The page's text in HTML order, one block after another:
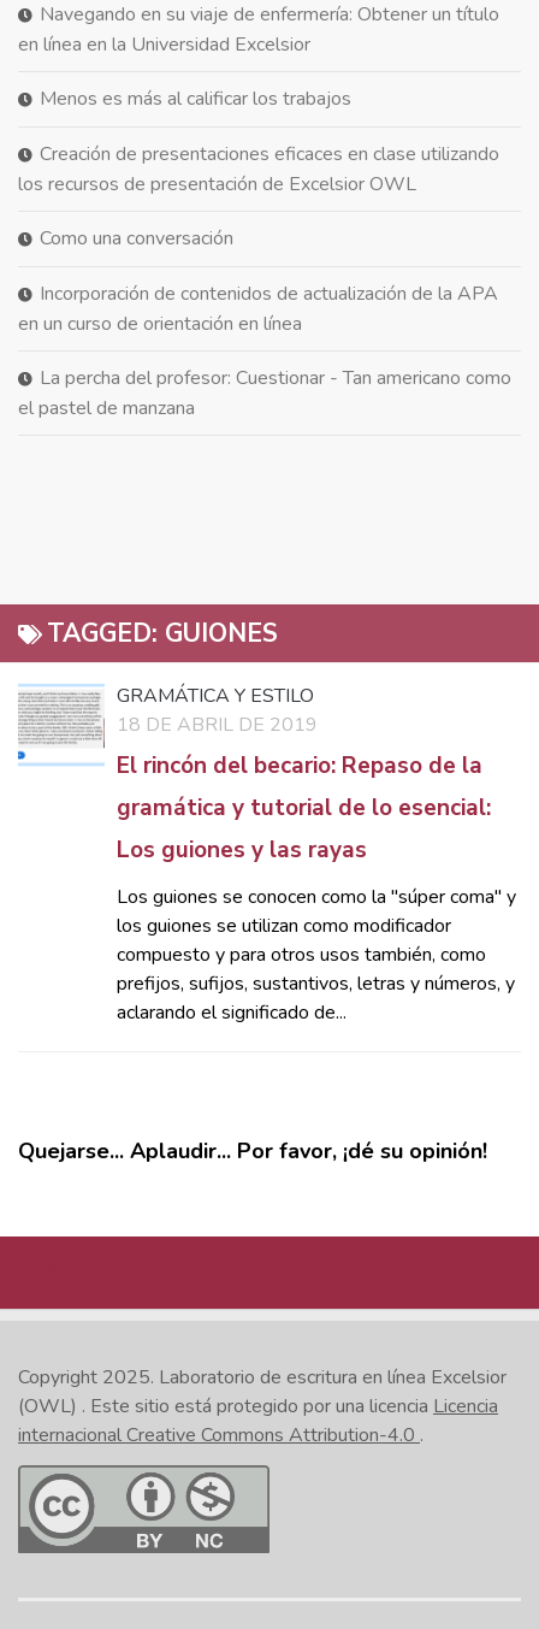
TAGGED: GUIONES
GRAMÁTICA Y ESTILO
18 DE ABRIL DE 2019
El rincón del becario: Repaso de la
gramática y tutorial de lo esencial:
Los guiones y las rayas
Los guiones se conocen como la "súper coma" y
los guiones se utilizan como modificador
compuesto y para otros usos también, como
prefijos, sufijos, sustantivos, letras y números, y
aclarando el significado de...
Quejarse... Aplaudir... Por favor, ¡dé su opinión!
Navegando en su viaje de enfermería: Obtener un título
en línea en la Universidad Excelsior
Menos es más al calificar los trabajos
Creación de presentaciones eficaces en clase utilizando
los recursos de presentación de Excelsior OWL
Como una conversación
Incorporación de contenidos de actualización de la APA
en un curso de orientación en línea
La percha del profesor: Cuestionar - Tan americano como
el pastel de manzana
Copyright 2025. Laboratorio de escritura en línea Excelsior
(OWL) . Este sitio está protegido por una licencia Licencia
internacional Creative Commons Attribution-4.0 .